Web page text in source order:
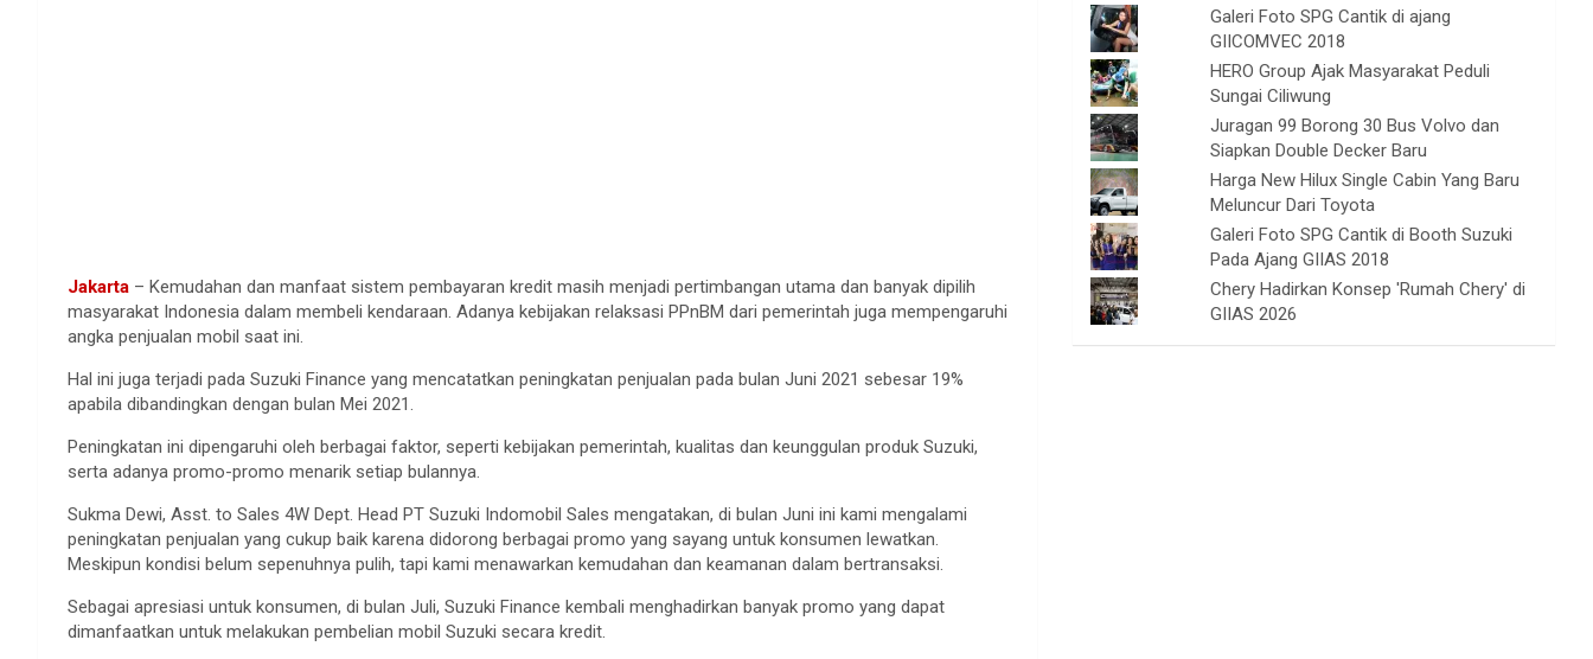
Jakarta – Kemudahan dan manfaat sistem pembayaran kredit masih menjadi pertimbangan utama dan banyak dipilih
masyarakat Indonesia dalam membeli kendaraan. Adanya kebijakan relaksasi PPnBM dari pemerintah juga mempengaruhi
angka penjualan mobil saat ini.
Hal ini juga terjadi pada Suzuki Finance yang mencatatkan peningkatan penjualan pada bulan Juni 2021 sebesar 19%
apabila dibandingkan dengan bulan Mei 2021.
Peningkatan ini dipengaruhi oleh berbagai faktor, seperti kebijakan pemerintah, kualitas dan keunggulan produk Suzuki,
serta adanya promo-promo menarik setiap bulannya.
Sukma Dewi, Asst. to Sales 4W Dept. Head PT Suzuki Indomobil Sales mengatakan, di bulan Juni ini kami mengalami
peningkatan penjualan yang cukup baik karena didorong berbagai promo yang sayang untuk konsumen lewatkan.
Meskipun kondisi belum sepenuhnya pulih, tapi kami menawarkan kemudahan dan keamanan dalam bertransaksi.
Sebagai apresiasi untuk konsumen, di bulan Juli, Suzuki Finance kembali menghadirkan banyak promo yang dapat
dimanfaatkan untuk melakukan pembelian mobil Suzuki secara kredit.
Galeri Foto SPG Cantik di ajang
GIICOMVEC 2018
HERO Group Ajak Masyarakat Peduli
Sungai Ciliwung
Juragan 99 Borong 30 Bus Volvo dan
Siapkan Double Decker Baru
Harga New Hilux Single Cabin Yang Baru
Meluncur Dari Toyota
Galeri Foto SPG Cantik di Booth Suzuki
Pada Ajang GIIAS 2018
Chery Hadirkan Konsep 'Rumah Chery' di
GIIAS 2026